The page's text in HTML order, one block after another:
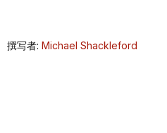
撰写者: Michael Shackleford